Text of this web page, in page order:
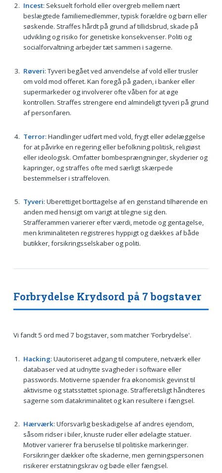
Incest: Seksuelt forhold eller overgreb mellem nært
beslægtede familiemedlemmer, typisk forældre og børn eller
søskende. Straffes hårdt på grund af tillidsbrud, skade på
udvikling og risiko for genetiske konsekvenser. Politi og
socialforvaltning arbejder tæt sammen i sagerne.
Røveri: Tyveri begået ved anvendelse af vold eller trusler
om vold mod offeret. Kan foregå på gaden, i banker eller
supermarkeder og involverer ofte våben for at øge
kontrollen. Straffes strengere end almindeligt tyveri på grund
af personfaren.
Terror: Handlinger udført med vold, frygt eller ødelæggelse
for at påvirke en regering eller befolkning politisk, religiøst
eller ideologisk. Omfatter bombesprængninger, skyderier og
kapringer, og straffes ofte med særligt skærpede
bestemmelser i straffeloven.
Tyveri: Uberettiget borttagelse af en genstand tilhørende en
anden med hensigt om varigt at tilegne sig den.
Strafferammen varierer efter værdi, metode og gentagelse,
men kriminaliteten registreres hyppigt og dækkes af både
butikker, forsikringsselskaber og politi.
Forbrydelse Krydsord på 7 bogstaver
Vi fandt 5 ord med 7 bogstaver, som matcher 'Forbrydelse'.
Hacking: Uautoriseret adgang til computere, netværk eller
databaser ved at udnytte svagheder i software eller
passwords. Motiverne spænder fra økonomisk gevinst til
aktivisme og statsstøttet spionage. Strafferetsligt håndteres
sagerne som datakriminalitet og kan resultere i fængsel.
Hærværk: Uforsvarlig beskadigelse af andres ejendom,
såsom ridser i biler, knuste ruder eller ødelagte statuer.
Motiver varierer fra beruselse til politiske markeringer.
Forsikringer dækker ofte skaderne, men gerningspersonen
risikerer erstatningskrav og bøde eller fængsel.